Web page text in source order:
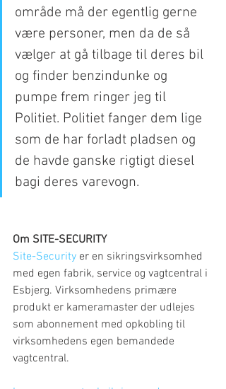
område må der egentlig gerne
være personer, men da de så
vælger at gå tilbage til deres bil
og finder benzindunke og
pumpe frem ringer jeg til
Politiet. Politiet fanger dem lige
som de har forladt pladsen og
de havde ganske rigtigt diesel
bagi deres varevogn.
Om SITE-SECURITY
Site-Security er en sikringsvirksomhed
med egen fabrik, service og vagtcentral i
Esbjerg. Virksomhedens primære
produkt er kameramaster der udlejes
som abonnement med opkobling til
virksomhedens egen bemandede
vagtcentral.